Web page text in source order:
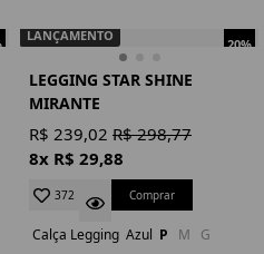
20%
LANÇAMENTO
LEGGING STAR SHINE
MIRANTE
R$ 239,02 R$ 298,77
8x R$ 29,88
372 Comprar
Calça Legging Azul P M G